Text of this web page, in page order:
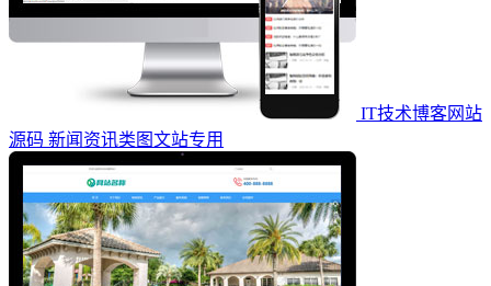
IT技术博客网站
源码 新闻资讯类图文站专用